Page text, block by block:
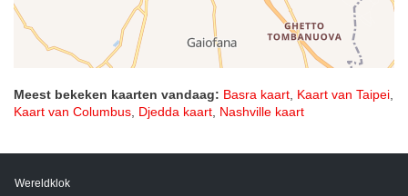
Meest bekeken kaarten vandaag: Basra kaart, Kaart van Taipei,
Kaart van Columbus, Djedda kaart, Nashville kaart
Wereldklok